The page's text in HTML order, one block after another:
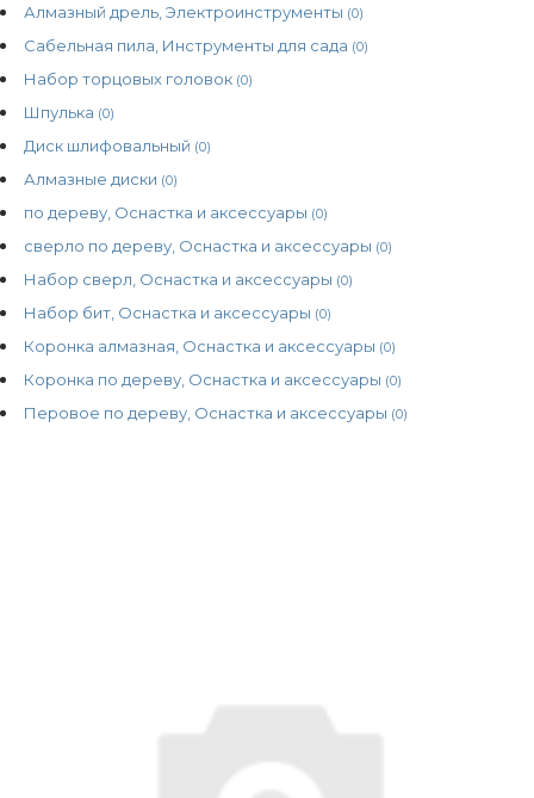
Алмазный дрель, Электроинструменты (0)
Сабельная пила, Инструменты для сада (0)
Набор торцовых головок (0)
Шпулька (0)
Диск шлифовальный (0)
Алмазные диски (0)
по дереву, Оснастка и аксессуары (0)
сверло по дереву, Оснастка и аксессуары (0)
Набор сверл, Оснастка и аксессуары (0)
Набор бит, Оснастка и аксессуары (0)
Коронка алмазная, Оснастка и аксессуары (0)
Коронка по дереву, Оснастка и аксессуары (0)
Перовое по дереву, Оснастка и аксессуары (0)